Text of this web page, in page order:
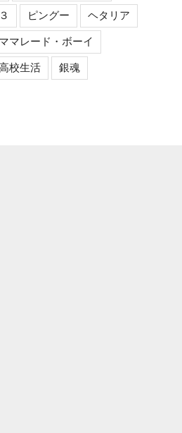
ピングー ヘタリア
ママレード・ボーイ
校生活 銀魂